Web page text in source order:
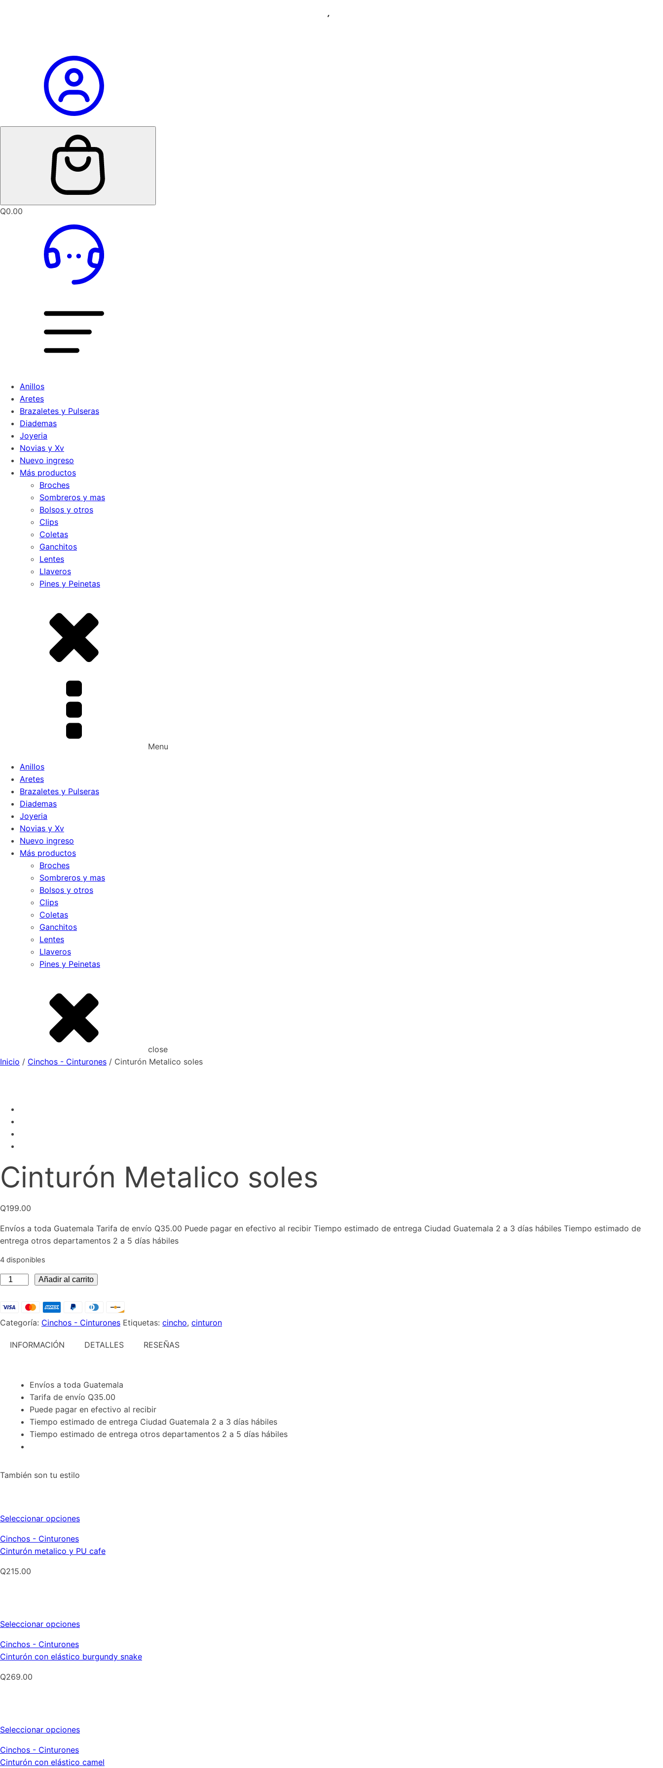
Q0.00
Anillos
Aretes
Brazaletes y Pulseras
Diademas
Joyeria
Novias y Xv
Nuevo ingreso
Más productos
Broches
Sombreros y mas
Bolsos y otros
Clips
Coletas
Ganchitos
Lentes
Llaveros
Pines y Peinetas
Menu
Anillos
Aretes
Brazaletes y Pulseras
Diademas
Joyeria
Novias y Xv
Nuevo ingreso
Más productos
Broches
Sombreros y mas
Bolsos y otros
Clips
Coletas
Ganchitos
Lentes
Llaveros
Pines y Peinetas
close
Inicio / Cinchos - Cinturones / Cinturón Metalico soles
Cinturón Metalico soles
Q199.00
Envíos a toda Guatemala Tarifa de envío Q35.00 Puede pagar en efectivo al recibir Tiempo estimado de entrega Ciudad Guatemala 2 a 3 días hábiles Tiempo estimado de
entrega otros departamentos 2 a 5 días hábiles
4 disponibles
Cinturón
soles
Añadir al carrito
Categoría: Cinchos - Cinturones Etiquetas: cincho, cinturon
INFORMACIÓN DETALLES RESEÑAS
Envíos a toda Guatemala
Tarifa de envío Q35.00
Puede pagar en efectivo al recibir
Tiempo estimado de entrega Ciudad Guatemala 2 a 3 días hábiles
Tiempo estimado de entrega otros departamentos 2 a 5 días hábiles
También son tu estilo
Seleccionar opcionesEste
múltiples
elegir
la
Cinchos - Cinturones
Cinturón metalico y PU cafe
Q215.00
Seleccionar opcionesEste
múltiples
elegir
la
Cinchos - Cinturones
Cinturón con elástico burgundy snake
Q269.00
Seleccionar opcionesEste
Cinchos - Cinturones
Cinturón con elástico camel